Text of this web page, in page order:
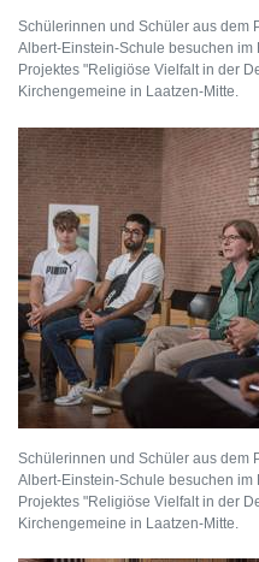
Schülerinnen und Schüler aus dem
Albert-Einstein-Schule besuchen
Projektes "Religiöse Vielfalt in der
Kirchengemeine in Laatzen-Mitte.
Schülerinnen und Schüler aus dem
Albert-Einstein-Schule besuchen
Projektes "Religiöse Vielfalt in der
Kirchengemeine in Laatzen-Mitte.